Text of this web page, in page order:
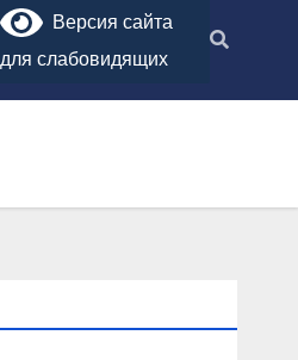
Версия сайта
для слабовидящих